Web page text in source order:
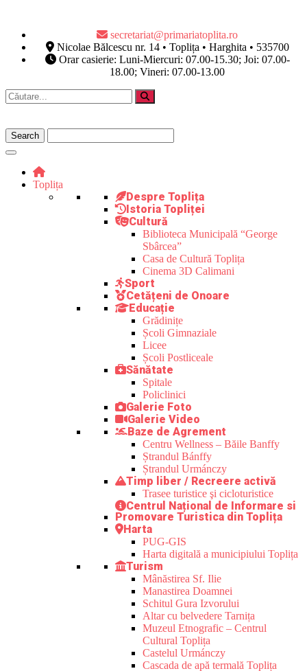
secretariat@primariatoplita.ro
Nicolae Bălcescu nr. 14 • Toplița • Harghita • 535700
Orar casierie: Luni-Miercuri: 07.00-15.30; Joi: 07.00-
18.00; Vineri: 07.00-13.00
Toplița
Despre Toplița
Istoria Topliței
Cultură
Biblioteca Municipală “George
Sbârcea”
Casa de Cultură Toplița
Cinema 3D Calimani
Sport
Cetățeni de Onoare
Educație
Grădinițe
Școli Gimnaziale
Licee
Școli Postliceale
Sănătate
Spitale
Policlinici
Galerie Foto
Galerie Video
Baze de Agrement
Centru Wellness – Băile Banffy
Ștrandul Bánffy
Ștrandul Urmánczy
Timp liber / Recreere activă
Trasee turistice şi cicloturistice
Centrul Național de Informare si
Promovare Turistica din Toplița
Harta
PUG-GIS
Harta digitală a municipiului Toplița
Turism
Mânăstirea Sf. Ilie
Manastirea Doamnei
Schitul Gura Izvorului
Altar cu belvedere Tarnița
Muzeul Etnografic – Centrul
Cultural Toplița
Castelul Urmánczy
Cascada de apă termală Toplița